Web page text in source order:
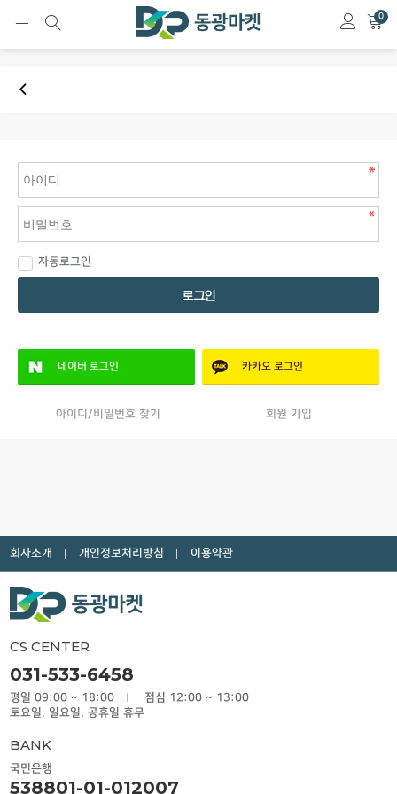
0
자동로그인
로그인
네이버 로그인 카카오 로그인
아이디/비밀번호 찾기 회원 가입
회사소개 개인정보처리방침 이용약관
CS CENTER
031-533-6458
평일 09:00 ~ 18:00
점심 12:00 ~ 13:00
토요일, 일요일, 공휴일 휴무
BANK
국민은행
538801-01-012007